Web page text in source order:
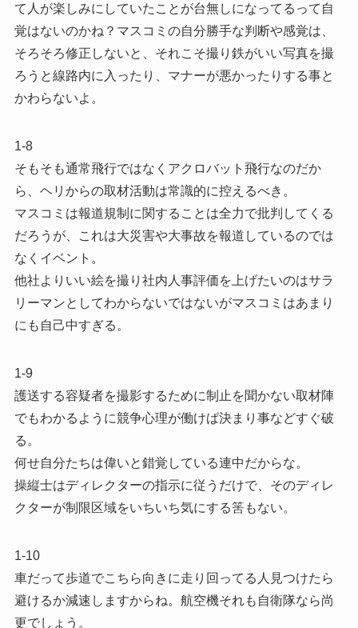
て人が楽しみにしていたことが台無しになってるって自
覚はないのかね？マスコミの自分勝手な判断や感覚は、
そろそろ修正しないと、それこそ撮り鉄がいい写真を撮
ろうと線路内に入ったり、マナーが悪かったりする事と
かわらないよ。
1-8
そもそも通常飛行ではなくアクロバット飛行なのだか
ら、ヘリからの取材活動は常識的に控えるべき。
マスコミは報道規制に関することは全力で批判してくる
だろうが、これは大災害や大事故を報道しているのでは
なくイベント。
他社よりいい絵を撮り社内人事評価を上げたいのはサラ
リーマンとしてわからないではないがマスコミはあまり
にも自己中すぎる。
1-9
護送する容疑者を撮影するために制止を聞かない取材陣
でもわかるように競争心理が働けば決まり事などすぐ破
る。
何せ自分たちは偉いと錯覚している連中だからな。
操縦士はディレクターの指示に従うだけで、そのディレ
クターが制限区域をいちいち気にする筈もない。
1-10
車だって歩道でこちら向きに走り回ってる人見つけたら
避けるか減速しますからね。航空機それも自衛隊なら尚
更でしょう。